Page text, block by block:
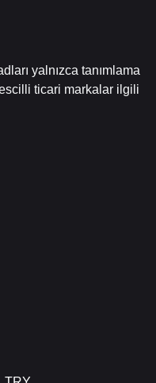
yalnızca tanımlama
ticari markalar ilgili